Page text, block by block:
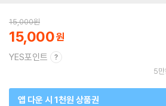
15,000원
15,000
YES포인트
5만
앱 다운 시 1천원 상품권